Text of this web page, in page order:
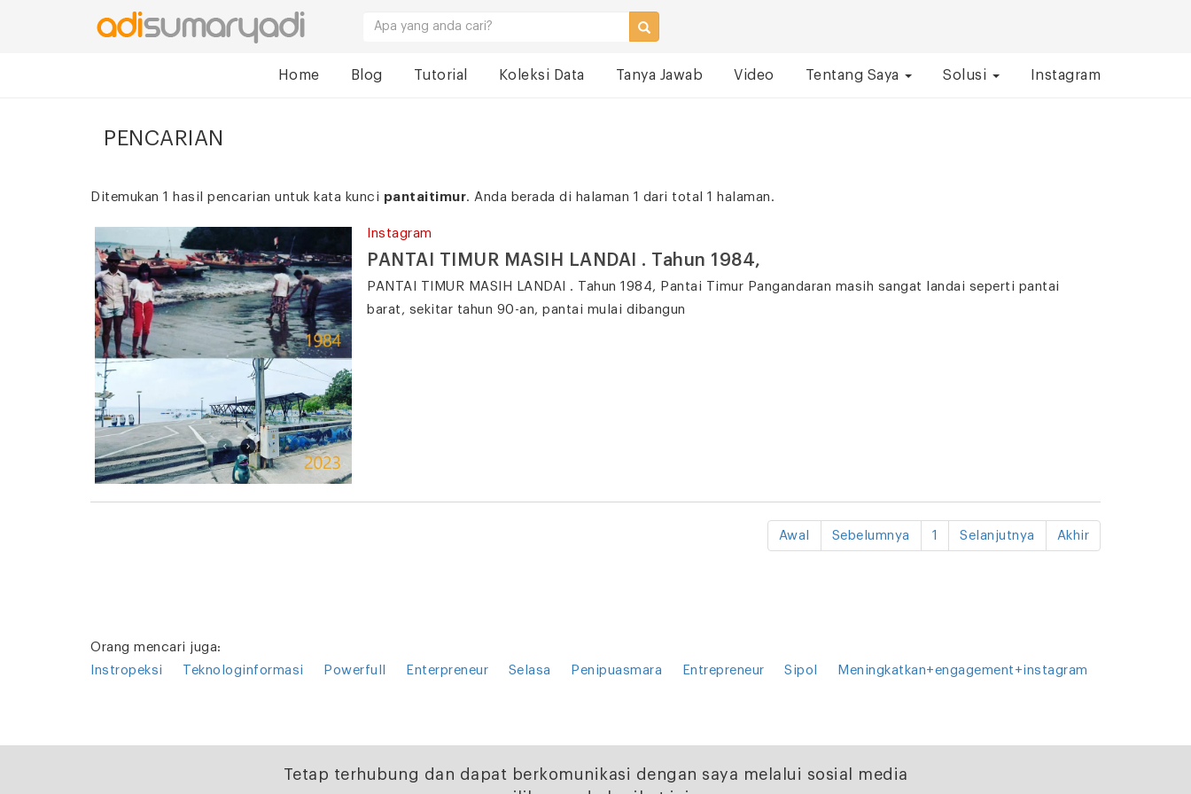
Home Blog Tutorial Koleksi Data Tanya Jawab Video Tentang Saya Solusi Instagram
PENCARIAN
Ditemukan 1 hasil pencarian untuk kata kunci pantaitimur. Anda berada di halaman 1 dari total 1 halaman.
Instagram
PANTAI TIMUR MASIH LANDAI . Tahun 1984,
PANTAI TIMUR MASIH LANDAI . Tahun 1984, Pantai Timur Pangandaran masih sangat landai seperti pantai
barat, sekitar tahun 90-an, pantai mulai dibangun
Awal Sebelumnya 1 Selanjutnya Akhir
Orang mencari juga:
Instropeksi
Teknologinformasi Powerfull Enterpreneur Selasa Penipuasmara Entrepreneur Sipol Meningkatkan+engagement+instagram
Tetap terhubung dan dapat berkomunikasi dengan saya melalui sosial media